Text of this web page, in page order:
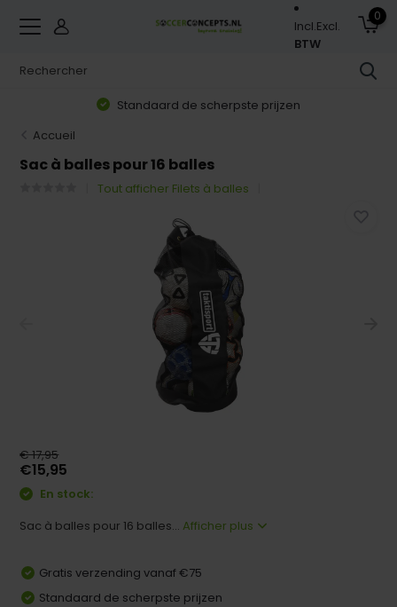
Incl.Excl.
BTW
0
Standaard de scherpste prijzen
Accueil
Sac à balles pour 16 balles
Tout afficher Filets à balles
€ 17,95
€15,95
En stock:
Sac à balles pour 16 balles... Afficher plus
Gratis verzending vanaf €75
Standaard de scherpste prijzen